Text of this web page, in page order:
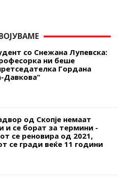
со Снежана Лупевска:
ни беше
Гордана
Давкова“
од Скопје немаат
и се борат за термини -
се реновира од 2021,
се гради веќе 11 години